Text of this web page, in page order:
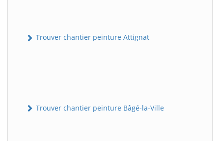
Trouver chantier peinture Attignat
Trouver chantier peinture Bâgé-la-Ville